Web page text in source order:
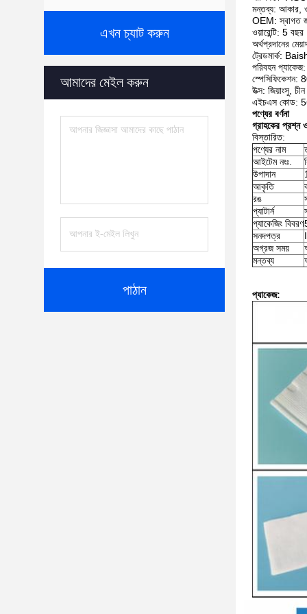
এখন চ্যাট করুন
আমাদের মেইল করুন
পাঠান
মন্তব্য: আকার,
OEM: স্বাগত
ওয়ারেন্টি: 5 বছর
অর্থপ্রদানের
ট্রেডমার্ক:
পরিবহন
স্পেসিফিকেশন:
উত্স: জিয়াংসু, চীন
এইচএস কোড:
পণ্যের বর্ণনা
গ্রাহকের প্রশ্ন
বিস্তারিত:
পণ্যের নাম
আইটেম নংঃ.
উপাদান
আকৃতি
রঙ
প্যাটার্ন
প্যাকেজিং বিবরণ
সনদপত্র
অগ্রজ সময়
মন্তব্য
প্যাকেজ: